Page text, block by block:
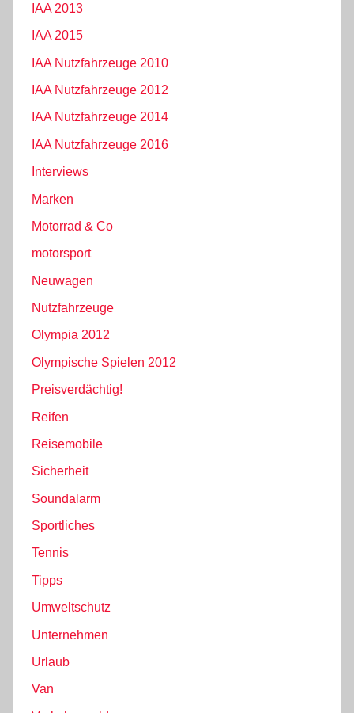
IAA 2013
IAA 2015
IAA Nutzfahrzeuge 2010
IAA Nutzfahrzeuge 2012
IAA Nutzfahrzeuge 2014
IAA Nutzfahrzeuge 2016
Interviews
Marken
Motorrad & Co
motorsport
Neuwagen
Nutzfahrzeuge
Olympia 2012
Olympische Spielen 2012
Preisverdächtig!
Reifen
Reisemobile
Sicherheit
Soundalarm
Sportliches
Tennis
Tipps
Umweltschutz
Unternehmen
Urlaub
Van